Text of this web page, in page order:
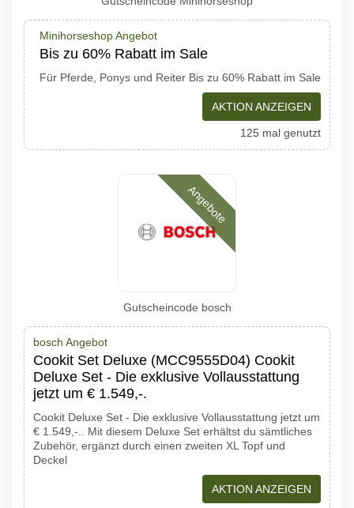
Minihorseshop Angebot
Bis zu 60% Rabatt im Sale
Für Pferde, Ponys und Reiter Bis zu 60% Rabatt im Sale
AKTION ANZEIGEN
125 mal genutzt
Angebote
Gutscheincode bosch
bosch Angebot
Cookit Set Deluxe (MCC9555D04) Cookit
Deluxe Set - Die exklusive Vollausstattung
jetzt um € 1.549,-.
Cookit Deluxe Set - Die exklusive Vollausstattung jetzt um
€ 1.549,-.. Mit diesem Deluxe Set erhältst du sämtliches
Zubehör, ergänzt durch einen zweiten XL Topf und
Deckel
AKTION ANZEIGEN